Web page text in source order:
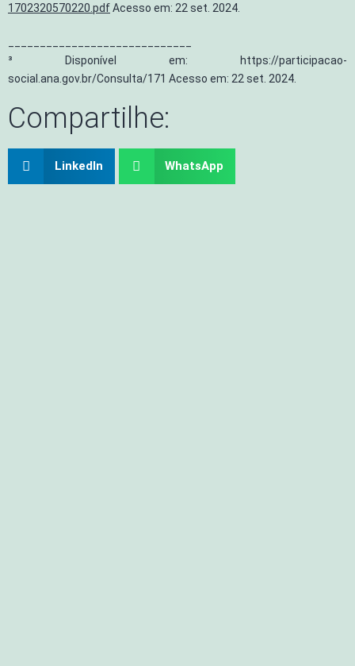
1702320570220.pdfAcesso em: 22 set. 2024.
³ Disponível em:
https://participacao-
social.ana.gov.br/Consulta/171 Acesso em: 22 set. 2024.
Compartilhe:
LinkedIn WhatsApp